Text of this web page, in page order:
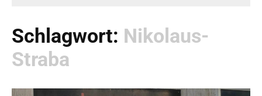
Schlagwort: Nikolaus-
Straba